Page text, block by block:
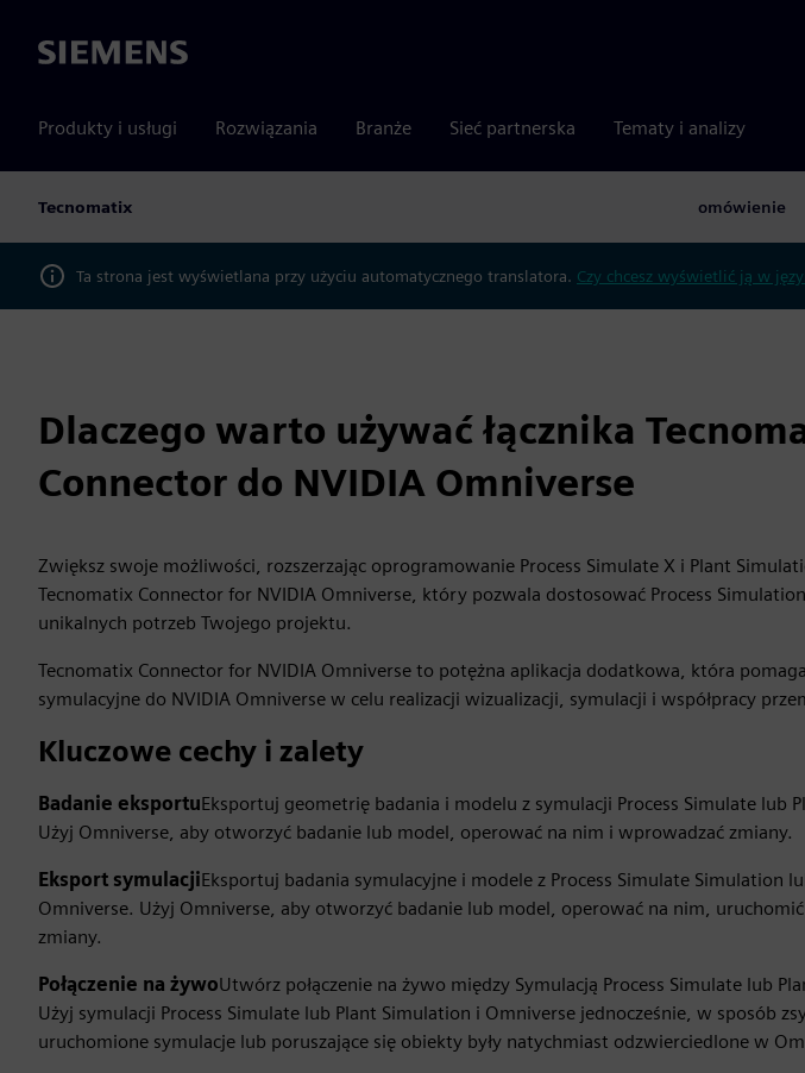
Siemens
Produkty i usługi Rozwiązania Branże Sieć partnerska Tematy i analizy
Tecnomatix omówienie
Ta strona jest wyświetlana przy użyciu automatycznego translatora. Czy chcesz wyświetlić ją w
Dlaczego warto używać łącznika
Connector do NVIDIA Omniverse
Zwiększ swoje możliwości, rozszerzając oprogramowanie Process Simulate X i Plant
Tecnomatix Connector for NVIDIA Omniverse, który pozwala dostosować Process
unikalnych potrzeb Twojego projektu.
Tecnomatix Connector for NVIDIA Omniverse to potężna aplikacja dodatkowa, która
symulacyjne do NVIDIA Omniverse w celu realizacji wizualizacji, symulacji i współpracy
Kluczowe cechy i zalety
Badanie eksportuEksportuj geometrię badania i modelu z symulacji Process Simulate lub
Użyj Omniverse, aby otworzyć badanie lub model, operować na nim i wprowadzać zmiany.
Eksport symulacjiEksportuj badania symulacyjne i modele z Process Simulate Simulation
Omniverse. Użyj Omniverse, aby otworzyć badanie lub model, operować na nim,
zmiany.
Połączenie na żywoUtwórz połączenie na żywo między Symulacją Process Simulate lub
Użyj symulacji Process Simulate lub Plant Simulation i Omniverse jednocześnie, w sposób
uruchomione symulacje lub poruszające się obiekty były natychmiast odzwierciedlone w